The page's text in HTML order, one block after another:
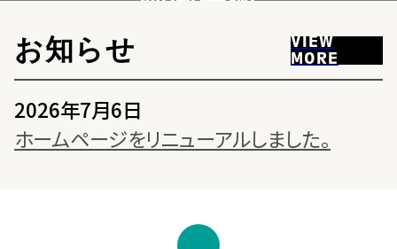
お知らせ
VIEW
MORE
2026年7月6日
ホームページをリニューアルしました。